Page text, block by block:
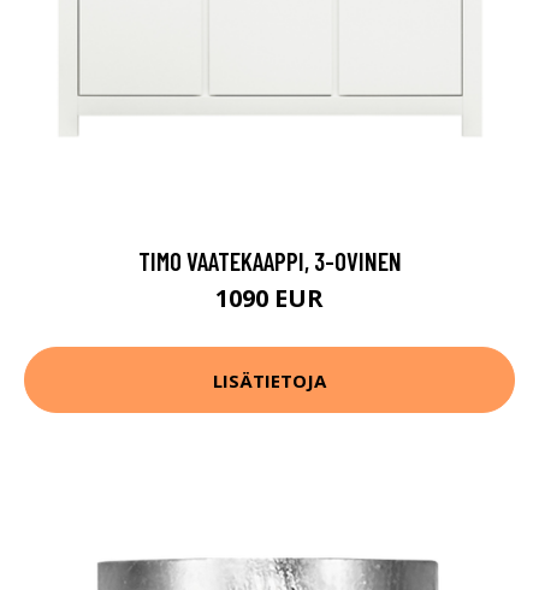
TIMO VAATEKAAPPI, 3-OVINEN
1090 EUR
LISÄTIETOJA